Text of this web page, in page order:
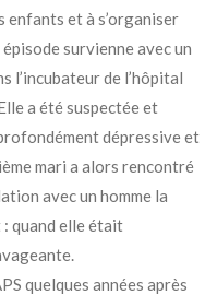
enfants et à s’organiser
épisode survienne avec un
l’incubateur de l’hôpital
a été suspectée et
dépressive et
mari a alors rencontré
avec un homme la
quand elle était
quelques années après